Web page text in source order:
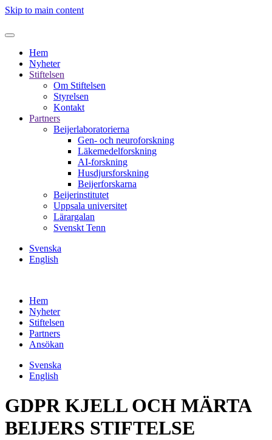
Skip to main content
Hem
Nyheter
Stiftelsen
Om Stiftelsen
Styrelsen
Kontakt
Partners
Beijerlaboratorierna
Gen- och neuroforskning
Läkemedelforskning
AI-forskning
Husdjursforskning
Beijerforskarna
Beijerinstitutet
Uppsala universitet
Lärargalan
Svenskt Tenn
Svenska
English
Hem
Nyheter
Stiftelsen
Partners
Ansökan
Svenska
English
GDPR KJELL OCH MÄRTA
BEIJERS STIFTELSE